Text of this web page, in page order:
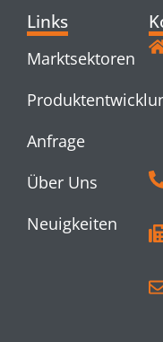
Links
Marktsektoren
Anfrage
Über Uns
Neuigkeiten